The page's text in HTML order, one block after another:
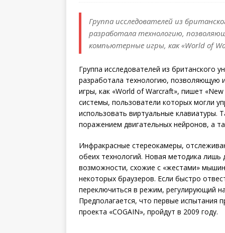
Группа исследователей из
разработала технологию,
компьютерные игры, как «World of
Группа исследователей из
разработала технологию, позволяющую
игры, как «World of Warcraft», пишет
системы, пользователи которых могли
использовать виртуальные клавиатуры.
поражением двигательных нейронов, а
Инфракрасные стереокамеры,
обеих технологий. Новая методика
возможности, схожие с «жестами»
некоторых браузеров. Если быстро
переключиться в режим, регулирующий
Предполагается, что первые испытания
проекта «COGAIN», пройдут в 2009 году.